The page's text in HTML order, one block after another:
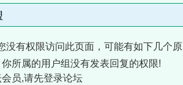
没有权限访问此页面，可能有如下几个
所属的用户组没有发表回复的权限!
员,请先登录论坛